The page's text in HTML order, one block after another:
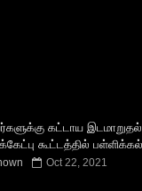
கட்டாய
கூட்டத்தில்
Oct 22, 2021